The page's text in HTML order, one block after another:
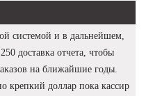
системой и в дальнейшем,
доставка отчета, чтобы
на ближайшие годы.
крепкий доллар пока кассир